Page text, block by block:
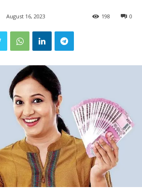
August 16, 2023 0
198